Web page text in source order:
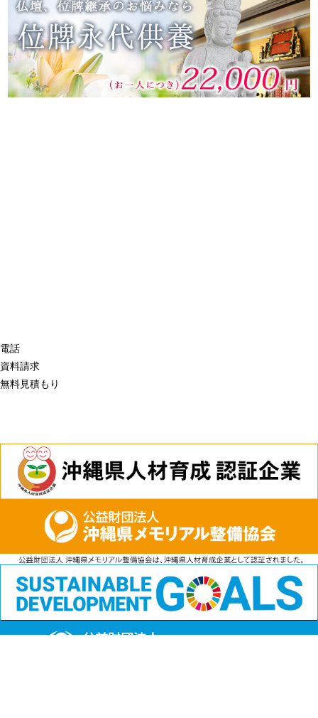
電話
資料請求
無料見積もり